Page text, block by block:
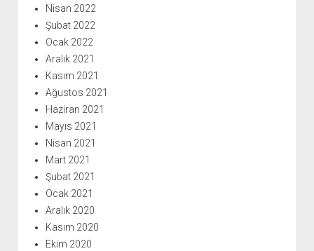
Nisan 2022
Şubat 2022
Ocak 2022
Aralık 2021
Kasım 2021
Ağustos 2021
Haziran 2021
Mayıs 2021
Nisan 2021
Mart 2021
Şubat 2021
Ocak 2021
Aralık 2020
Kasım 2020
Ekim 2020